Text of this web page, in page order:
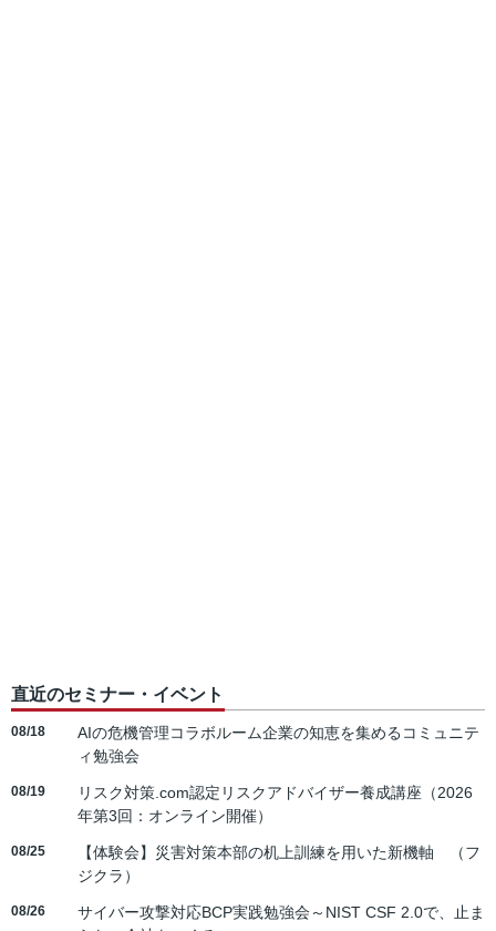
直近のセミナー・イベント
08/18
AIの危機管理コラボルーム企業の知恵を集めるコミュニテ
ィ勉強会
08/19
リスク対策.com認定リスクアドバイザー養成講座（2026
年第3回：オンライン開催）
08/25
【体験会】災害対策本部の机上訓練を用いた新機軸 （フ
ジクラ）
08/26
サイバー攻撃対応BCP実践勉強会～NIST CSF 2.0で、止ま